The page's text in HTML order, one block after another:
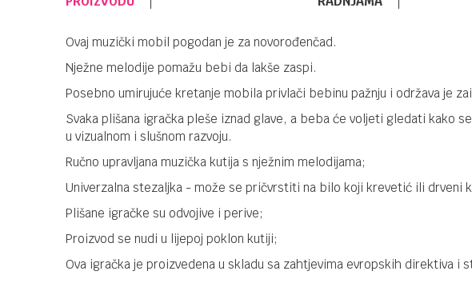
Ovaj muzički mobil pogodan je za novorođenčad.
Nježne melodije pomažu bebi da lakše zaspi.
Posebno umirujuće kretanje mobila privlači bebinu pažnju i održava je
Svaka plišana igračka pleše iznad glave, a beba će voljeti gledati kako
u vizualnom i slušnom razvoju.
Ručno upravljana muzička kutija s nježnim melodijama;
Univerzalna stezaljka - može se pričvrstiti na bilo koji krevetić ili drveni
Plišane igračke su odvojive i perive;
Proizvod se nudi u lijepoj poklon kutiji;
Ova igračka je proizvedena u skladu sa zahtjevima evropskih direktiva i